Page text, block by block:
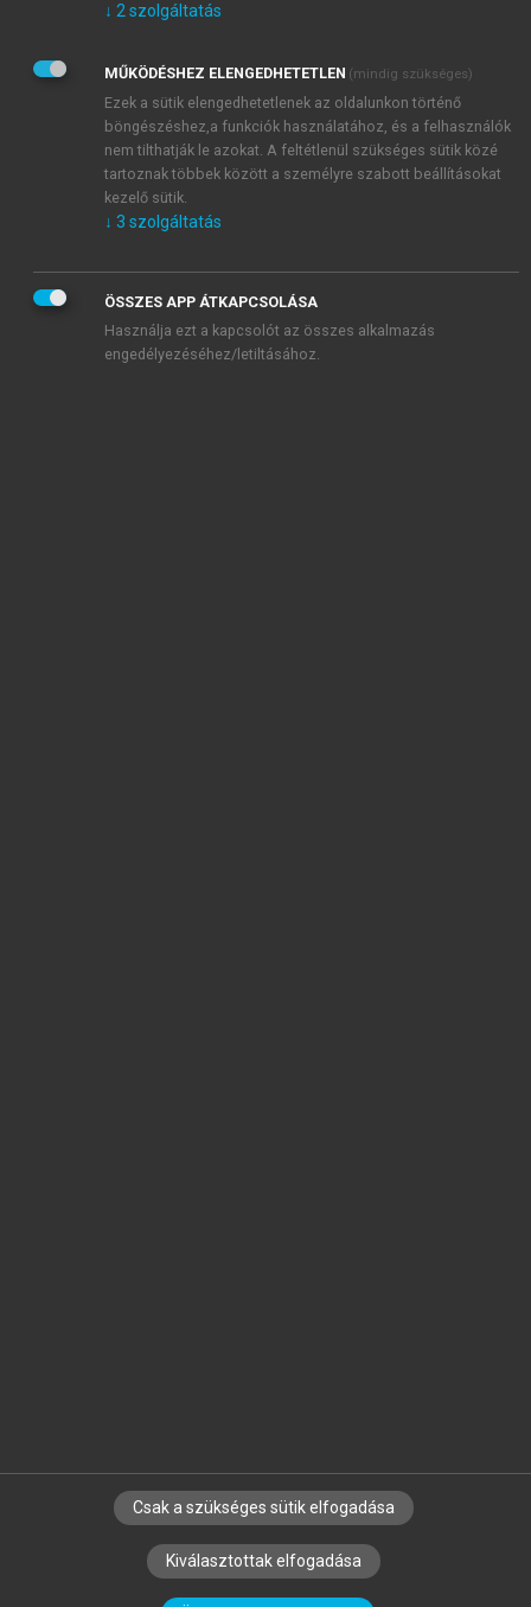
Kérek értesítést az Akadémiai Kiadó Zrt. újdonságairól,
Adatkezelési tájékoztatóbanfoglaltakat tudomásul
veszem és elfogadom.
Általános vásárlási feltételeket, valamint a szotar.netés a
mersz.huoldalak licencszerződéseiben foglaltakat
tudomásul veszem és elfogadom.
KIPRÓBÁLOM
SZERZŐKNEK CÉGEKNEK KÖNYVTÁROSOKNAK
SZERKESZTÉSI ÉS LEKTORÁLÁSI ALAPELVEK
↓ 2 szolgáltatás
MŰKÖDÉSHEZ ELENGEDHETETLEN (mindig szükséges)
Ezek a sütik elengedhetetlenek az oldalunkon történő
böngészéshez,a funkciók használatához, és a felhasználók
nem tilthatják le azokat. A feltétlenül szükséges sütik közé
tartoznak többek között a személyre szabott beállításokat
kezelő sütik.
↓ 3 szolgáltatás
ÖSSZES APP ÁTKAPCSOLÁSA
Használja ezt a kapcsolót az összes alkalmazás
engedélyezéséhez/letiltásához.
Csak a szükséges sütik elfogadása
Kiválasztottak elfogadása